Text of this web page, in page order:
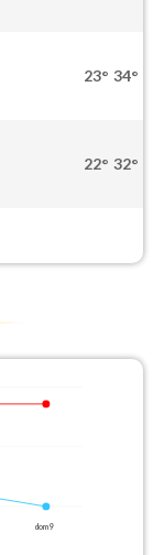
23° 34°
22° 32°
dom 9